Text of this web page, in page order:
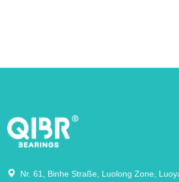
Nr. 61, Binhe Straße, Luolong Zone,